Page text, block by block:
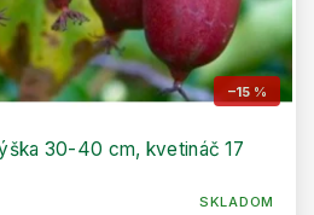
–15 %
30-40 cm, kvetináč 17
SKLADOM